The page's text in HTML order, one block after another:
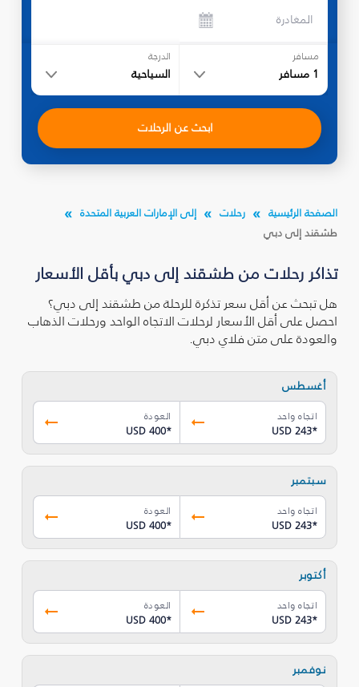
المغادرة
مسافر
1 مسافر
الدرجة
السياحية
ابحث عن الرحلات
الصفحة الرئيسية رحلات
إلى الإمارات العربية المتحدة
طشقند إلى دبي
تذاكر رحلات من طشقند إلى دبي بأقل الأسعار
هل تبحث عن أقل سعر تذكرة للرحلة من طشقند إلى دبي؟
احصل على أقل الأسعار لرحلات الاتجاه الواحد ورحلات الذهاب
والعودة على متن فلاي دبي.
أغسطس
اتجاه واحد
USD 243*
العودة
USD 400*
سبتمبر
اتجاه واحد
USD 243*
العودة
USD 400*
أكتوبر
اتجاه واحد
USD 243*
العودة
USD 400*
نوفمبر